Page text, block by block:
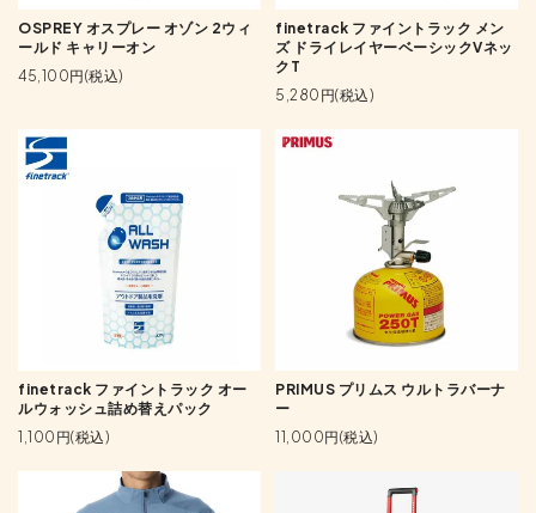
OSPREY オスプレー オゾン 2ウィ
ールド キャリーオン
45,100円(税込)
finetrack ファイントラック メン
ズ ドライレイヤーベーシックVネッ
クT
5,280円(税込)
finetrack ファイントラック オー
ルウォッシュ詰め替えパック
1,100円(税込)
PRIMUS プリムス ウルトラバーナ
ー
11,000円(税込)